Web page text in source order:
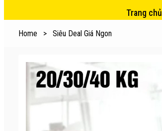
Trang chủ
Home > Siêu Deal Giá Ngon